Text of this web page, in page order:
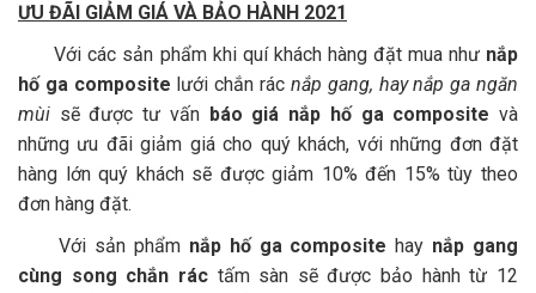
ƯU ĐÃI GIẢM GIÁ VÀ BẢO HÀNH 2021
Với các sản phẩm khi quí khách hàng đặt mua như nắp
hố ga composite lưới chắn rác nắp gang, hay nắp ga ngăn
mùi sẽ được tư vấnbáo giá nắp hố ga compositevà
những ưu đãi giảm giá cho quý khách, với những đơn đặt
hàng lớn quý khách sẽ được giảm 10% đến 15% tùy theo
đơn hàng đặt.
Với sản phẩm nắp hố ga composite hay nắp gang
cùng song chắn ráctấm sàn sẽ được bảo hành từ 12